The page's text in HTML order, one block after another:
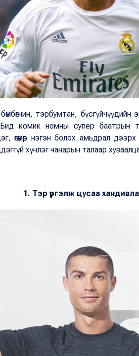
тэрбумтан, бүсгүйчүүдийн
комик номны супер баатрын
өгөөмөр нэгэн болох амьдрал
хүнлэг чанарын талаар
1. Тэр үргэлж цусаа